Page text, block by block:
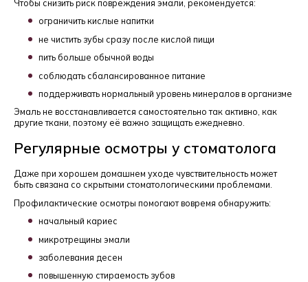
Чтобы снизить риск повреждения эмали, рекомендуется:
ограничить кислые напитки
не чистить зубы сразу после кислой пищи
пить больше обычной воды
соблюдать сбалансированное питание
поддерживать нормальный уровень минералов в организме
Эмаль не восстанавливается самостоятельно так активно, как
другие ткани, поэтому её важно защищать ежедневно.
Регулярные осмотры у стоматолога
Даже при хорошем домашнем уходе чувствительность может
быть связана со скрытыми стоматологическими проблемами.
Профилактические осмотры помогают вовремя обнаружить:
начальный кариес
микротрещины эмали
заболевания десен
повышенную стираемость зубов